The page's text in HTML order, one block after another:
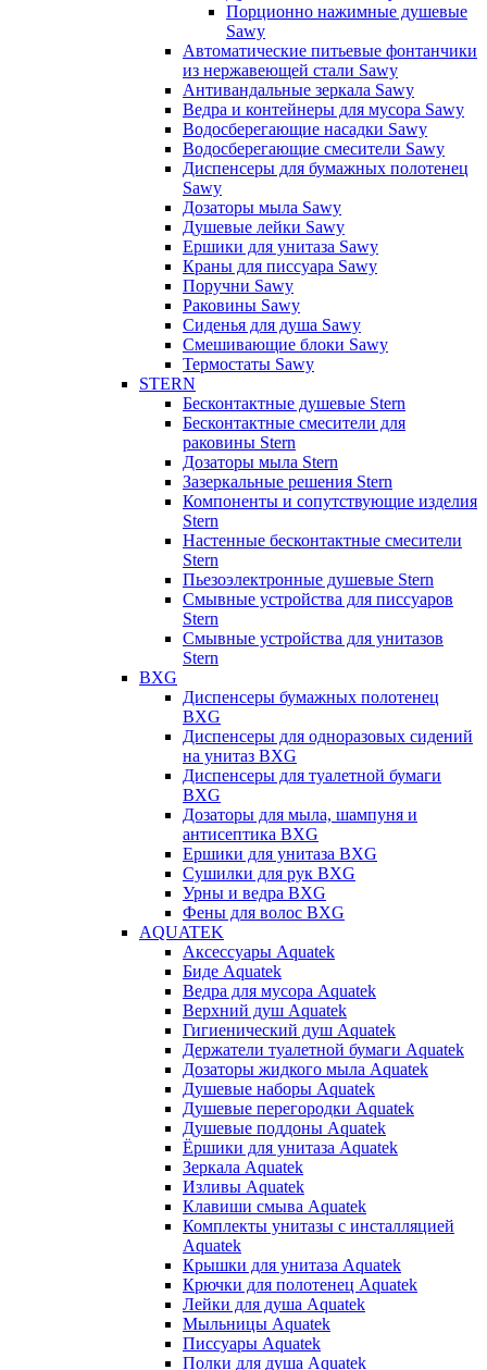
Порционно нажимные душевые
Sawy
Автоматические питьевые фонтанчики
из нержавеющей стали Sawy
Антивандальные зеркала Sawy
Ведра и контейнеры для мусора Sawy
Водосберегающие насадки Sawy
Водосберегающие смесители Sawy
Диспенсеры для бумажных полотенец
Sawy
Дозаторы мыла Sawy
Душевые лейки Sawy
Ершики для унитаза Sawy
Краны для писсуара Sawy
Поручни Sawy
Раковины Sawy
Сиденья для душа Sawy
Смешивающие блоки Sawy
Термостаты Sawy
STERN
Бесконтактные душевые Stern
Бесконтактные смесители для
раковины Stern
Дозаторы мыла Stern
Зазеркальные решения Stern
Компоненты и сопутствующие изделия
Stern
Настенные бесконтактные смесители
Stern
Пьезоэлектронные душевые Stern
Смывные устройства для писсуаров
Stern
Смывные устройства для унитазов
Stern
BXG
Диспенсеры бумажных полотенец
BXG
Диспенсеры для одноразовых сидений
на унитаз BXG
Диспенсеры для туалетной бумаги
BXG
Дозаторы для мыла, шампуня и
антисептика BXG
Ершики для унитаза BXG
Сушилки для рук BXG
Урны и ведра BXG
Фены для волос BXG
AQUATEK
Аксессуары Aquatek
Биде Aquatek
Ведра для мусора Aquatek
Верхний душ Aquatek
Гигиенический душ Aquatek
Держатели туалетной бумаги Aquatek
Дозаторы жидкого мыла Aquatek
Душевые наборы Aquatek
Душевые перегородки Aquatek
Душевые поддоны Aquatek
Ёршики для унитаза Aquatek
Зеркала Aquatek
Изливы Aquatek
Клавиши смыва Aquatek
Комплекты унитазы с инсталляцией
Aquatek
Крышки для унитаза Aquatek
Крючки для полотенец Aquatek
Лейки для душа Aquatek
Мыльницы Aquatek
Писсуары Aquatek
Полки для душа Aquatek